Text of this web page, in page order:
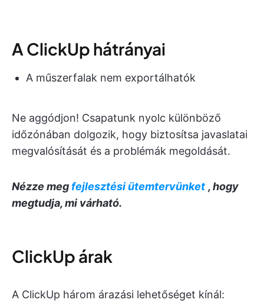
A ClickUp hátrányai
A műszerfalak nem exportálhatók
Ne aggódjon! Csapatunk nyolc különböző
időzónában dolgozik, hogy biztosítsa javaslatai
megvalósítását és a problémák megoldását.
Nézze megfejlesztési ütemtervünket , hogy
megtudja, mi várható.
ClickUp árak
A ClickUp három árazási lehetőséget kínál: